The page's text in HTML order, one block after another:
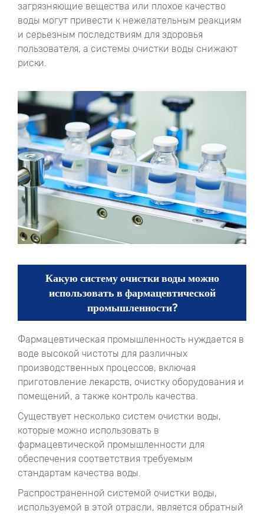
загрязняющие вещества или плохое качество
воды могут привести к нежелательным реакциям
и серьезным последствиям для здоровья
пользователя, а системы очистки воды снижают
риски.
Какую систему очистки воды можно
использовать в фармацевтической
промышленности?
Фармацевтическая промышленность нуждается в
воде высокой чистоты для различных
производственных процессов, включая
приготовление лекарств, очистку оборудования и
помещений, а также контроль качества.
Существует несколько систем очистки воды,
которые можно использовать в
фармацевтической промышленности для
обеспечения соответствия требуемым
стандартам качества воды.
Распространенной системой очистки воды,
используемой в этой отрасли, является обратный